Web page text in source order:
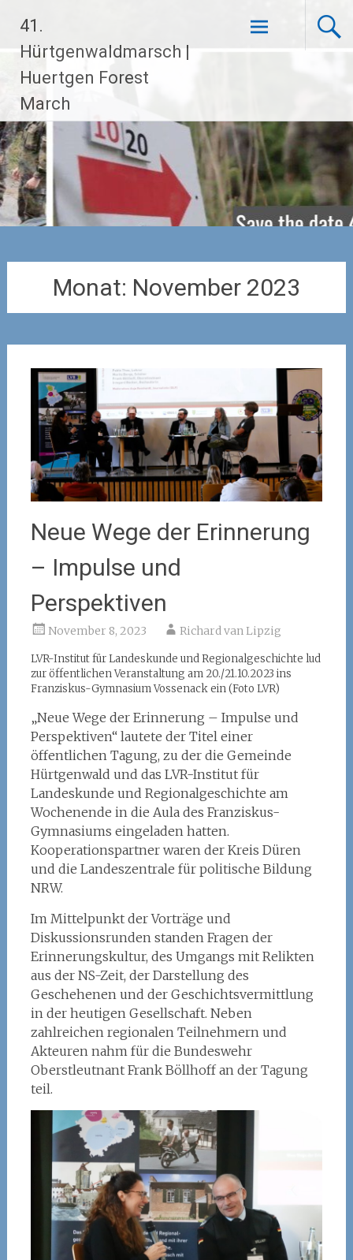
Inhalt
springen
41.
Hürtgenwaldmarsch |
Huertgen Forest
March
Monat: November 2023
Neue Wege der Erinnerung
– Impulse und
Perspektiven
November 8, 2023 Richard van Lipzig
LVR-Institut für Landeskunde und Regionalgeschichte lud
zur öffentlichen Veranstaltung am 20./21.10.2023 ins
Franziskus-Gymnasium Vossenack ein (Foto LVR)
„Neue Wege der Erinnerung – Impulse und
Perspektiven“ lautete der Titel einer
öffentlichen Tagung, zu der die Gemeinde
Hürtgenwald und das LVR-Institut für
Landeskunde und Regionalgeschichte am
Wochenende in die Aula des Franziskus-
Gymnasiums eingeladen hatten.
Kooperationspartner waren der Kreis Düren
und die Landeszentrale für politische Bildung
NRW.
Im Mittelpunkt der Vorträge und
Diskussionsrunden standen Fragen der
Erinnerungskultur, des Umgangs mit Relikten
aus der NS-Zeit, der Darstellung des
Geschehenen und der Geschichtsvermittlung
in der heutigen Gesellschaft. Neben
zahlreichen regionalen Teilnehmern und
Akteuren nahm für die Bundeswehr
Oberstleutnant Frank Böllhoff an der Tagung
teil.